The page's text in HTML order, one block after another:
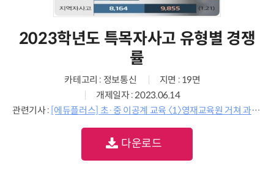
2023학년도 특목자사고 유형별 경쟁
률
카테고리 : 정보통신
지면 : 19면
개제일자 : 2023.06.14
관련기사 : [에듀플러스] 초·중 이공계 교육 〈1〉영재교육원 거쳐 과학고·영재고 진학…의대 선호로 자사고 인기
다운로드